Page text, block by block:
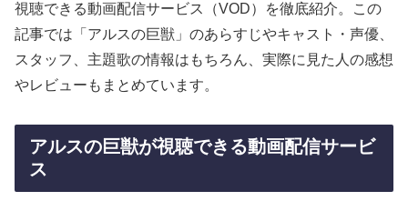
視聴できる動画配信サービス（VOD）を徹底紹介。この
記事では「アルスの巨獣」のあらすじやキャスト・声優、
スタッフ、主題歌の情報はもちろん、実際に見た人の感想
やレビューもまとめています。
アルスの巨獣が視聴できる動画配信サービ
ス